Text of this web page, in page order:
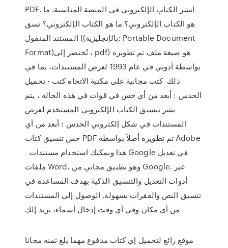
PDF. انشر الكتاب الإلكتروني في المنصة المناسبة. ما
هو الكتاب الإلكتروني؟ ما هو الكتاب الإلكتروني؟ نسق
المستند المنقول ((بالإنجليزية: Portable Document
Format)‏، تُختصر إلى pdf) هو صيغة ملف تم تطويره
بواسطة أدوبي في عام 1993 لعرض المستندات، بما في
ذلك كتب مجانية على مكتبة الاتجاه كتب - تحميل
الحدس : أبعد من أي حس في قوات في هذه الحالة ، يتم
نشر تنسيق الكتاب الإلكتروني المستخدم لعرض
المستندات في شكل إلكتروني الحدس : أبعد من أي
حس تنسيق كتاب PDF تم تطويره أصلاً بواسطة Adobe
ملفات Word، وهو تطبيق مجاني من Google. عبر
أدوات التعديل والتنسيق الذكية بهدف المساعدة في
تنسيق النص والفقرات بسهولة. الوصول إلى المستندات
من أي مكان وفي أي وقت إدخال أسماء، بريد إلك
موقع رائع لتحميل إي كتاب مدفوع مهما بلغ تمنه مجانا